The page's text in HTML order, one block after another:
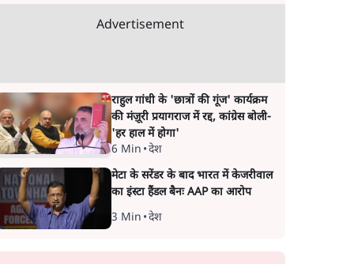
Advertisement
राहुल गांधी के 'छात्रों की गूंज' कार्यक्रम
की मंज़ूरी प्रयागराज में रद्द, कांग्रेस बोली-
'हर हाल में होगा'
6 Min •देश
मेटा के सरेंडर के बाद भारत में केजरीवाल
का इंस्टा हैंडल बैनः AAP का आरोप
3 Min •देश